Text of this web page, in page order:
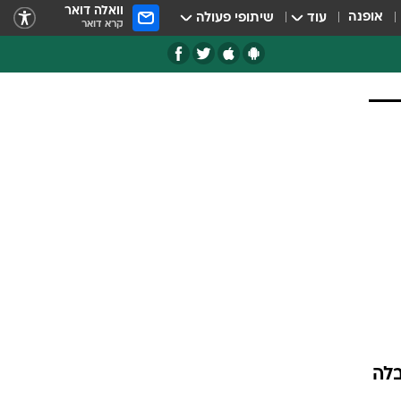
אופנה עוד שיתופי פעולה וואלה דואר
קרא דואר